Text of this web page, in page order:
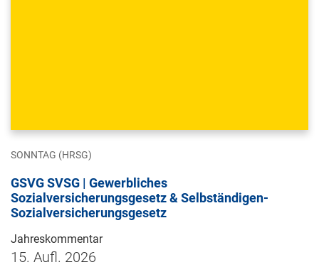
SONNTAG (HRSG)
GSVG SVSG | Gewerbliches
Sozialversicherungsgesetz & Selbständigen-
Sozialversicherungsgesetz
Jahreskommentar
15. Aufl. 2026